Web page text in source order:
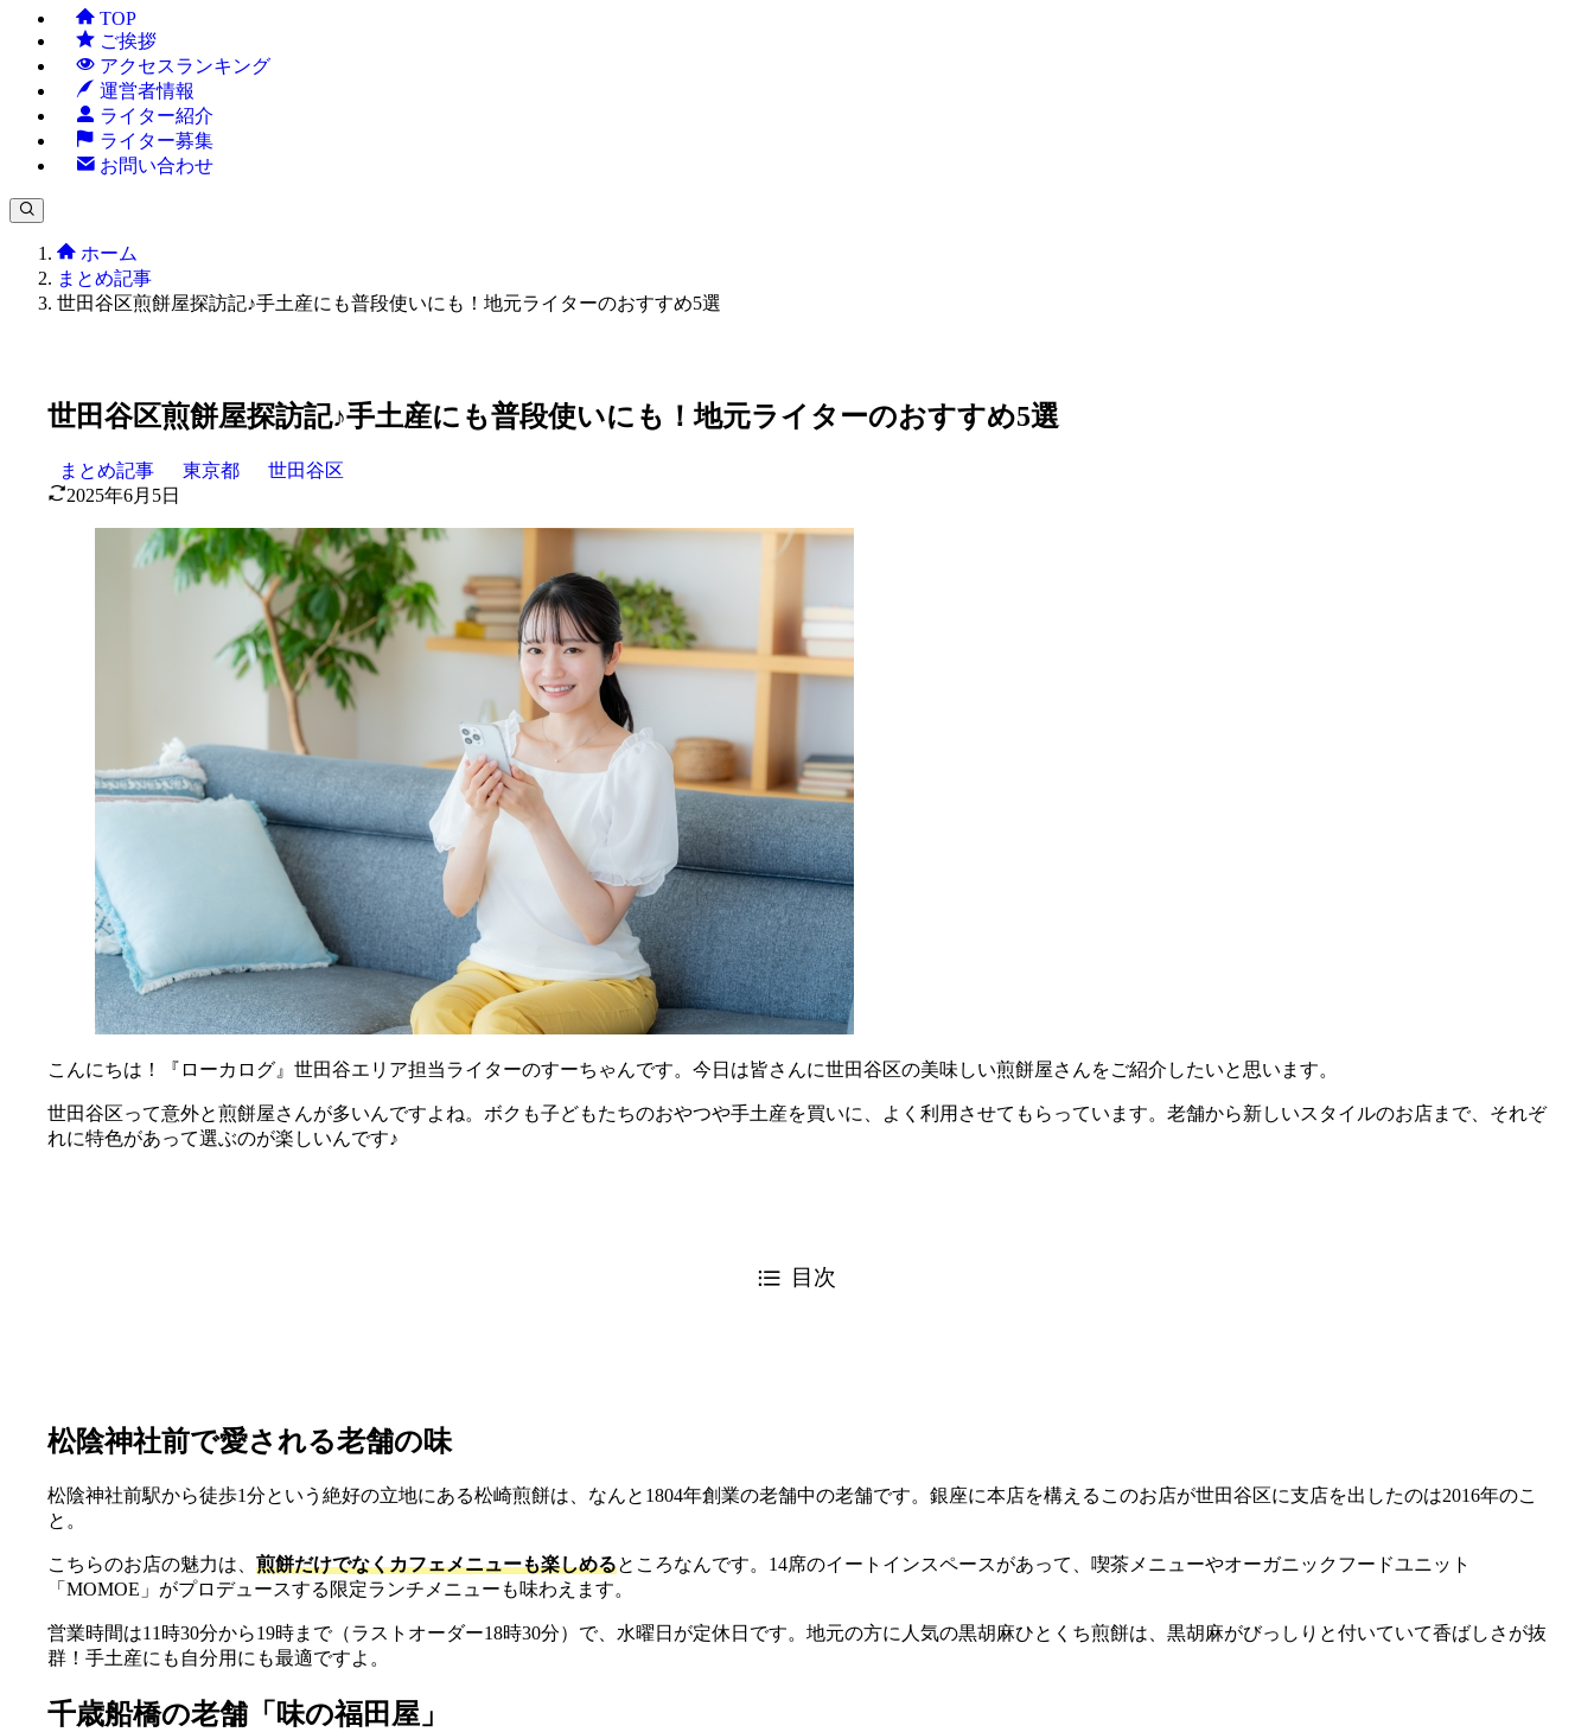
TOP
ご挨拶
アクセスランキング
運営者情報
ライター紹介
ライター募集
お問い合わせ
ホーム
まとめ記事
世田谷区煎餅屋探訪記♪手土産にも普段使いにも！地元ライターのおすすめ5選
世田谷区煎餅屋探訪記♪手土産にも普段使いにも！地元ライターのおすすめ5選
まとめ記事 東京都
世田谷区
2025年6月5日
こんにちは！『ローカログ』世田谷エリア担当ライターのすーちゃんです。今日は皆さんに世田谷区の美味しい煎餅屋さんをご紹介したいと思います。
世田谷区って意外と煎餅屋さんが多いんですよね。ボクも子どもたちのおやつや手土産を買いに、よく利用させてもらっています。老舗から新しいスタイルのお店まで、それぞ
れに特色があって選ぶのが楽しいんです♪
目次
松陰神社前で愛される老舗の味
松陰神社前駅から徒歩1分という絶好の立地にある松崎煎餅は、なんと1804年創業の老舗中の老舗です。銀座に本店を構えるこのお店が世田谷区に支店を出したのは2016年のこ
と。
こちらのお店の魅力は、 煎餅だけでなくカフェメニューも楽しめるところなんです。14席のイートインスペースがあって、喫茶メニューやオーガニックフードユニット
「MOMOE」がプロデュースする限定ランチメニューも味わえます。
営業時間は11時30分から19時まで（ラストオーダー18時30分）で、水曜日が定休日です。地元の方に人気の黒胡麻ひとくち煎餅は、黒胡麻がびっしりと付いていて香ばしさが抜
群！手土産にも自分用にも最適ですよ。
千歳船橋の老舗「味の福田屋」